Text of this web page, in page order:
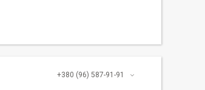
+380 (96) 587-91-91